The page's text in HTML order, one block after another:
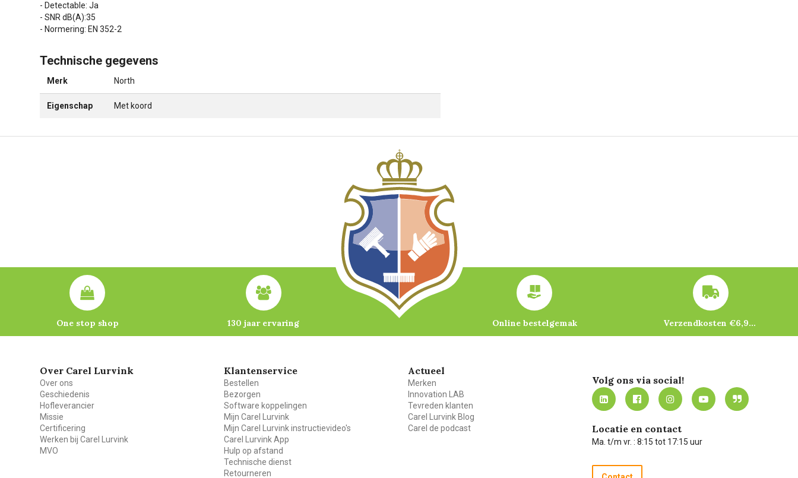
- Detectable: Ja
- SNR dB(A):35
- Normering: EN 352-2
Technische gegevens
Merk North
Eigenschap Met koord
One stop shop 130 jaar ervaring Online bestelgemak Verzendkosten €6,95 – gratis bij je eerste bestelling vanaf €200
Over Carel Lurvink
Over ons
Geschiedenis
Hofleverancier
Missie
Certificering
Werken bij Carel Lurvink
MVO
Klantenservice
Bestellen
Bezorgen
Software koppelingen
Mijn Carel Lurvink
Mijn Carel Lurvink instructievideo's
Carel Lurvink App
Hulp op afstand
Technische dienst
Retourneren
Actueel
Merken
Innovation LAB
Tevreden klanten
Carel Lurvink Blog
Carel de podcast
Volg ons via social!
Locatie en contact
Ma. t/m vr. : 8:15 tot 17:15 uur